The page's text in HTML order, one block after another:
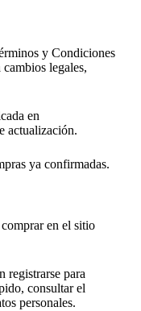
y Condiciones
legales,
en
actualización.
ya confirmadas.
en el sitio
registrarse para
consultar el
personales.